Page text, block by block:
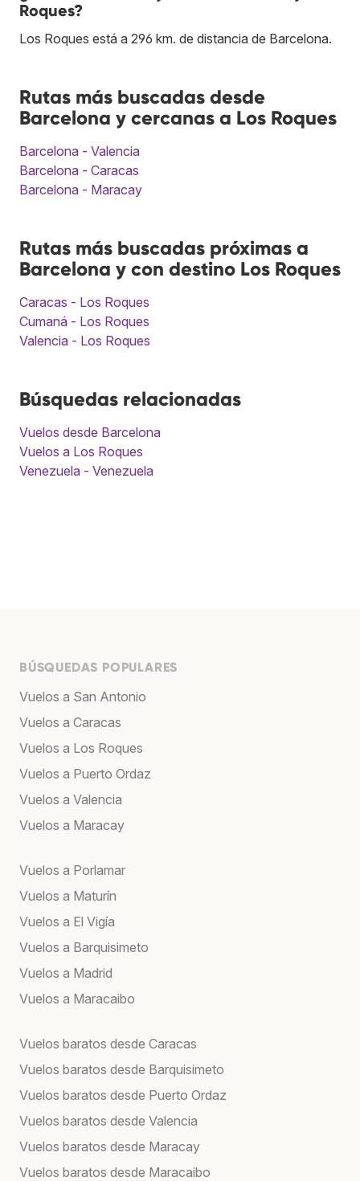
Roques?
Los Roques está a 296 km. de distancia de Barcelona.
Rutas más buscadas desde
Barcelona y cercanas a Los Roques
Barcelona - Valencia
Barcelona - Caracas
Barcelona - Maracay
Rutas más buscadas próximas a
Barcelona y con destino Los Roques
Caracas - Los Roques
Cumaná - Los Roques
Valencia - Los Roques
Búsquedas relacionadas
Vuelos desde Barcelona
Vuelos a Los Roques
Venezuela - Venezuela
BÚSQUEDAS POPULARES
Vuelos a San Antonio
Vuelos a Caracas
Vuelos a Los Roques
Vuelos a Puerto Ordaz
Vuelos a Valencia
Vuelos a Maracay
Vuelos a Porlamar
Vuelos a Maturín
Vuelos a El Vigía
Vuelos a Barquisimeto
Vuelos a Madrid
Vuelos a Maracaibo
Vuelos baratos desde Caracas
Vuelos baratos desde Barquisimeto
Vuelos baratos desde Puerto Ordaz
Vuelos baratos desde Valencia
Vuelos baratos desde Maracay
Vuelos baratos desde Maracaibo